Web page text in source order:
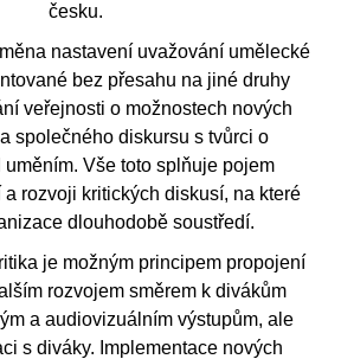
česku.
nastavení uvažování umělecké
bez přesahu na jiné druhy
veřejnosti o možnostech nových
společného diskursu s tvůrci o
Vše toto splňuje pojem
a rozvoji kritických diskusí, na které
dlouhodobě soustředí.
je možným principem propojení
rozvojem směrem k divákům
a audiovizuálním výstupům, ale
s diváky. Implementace nových